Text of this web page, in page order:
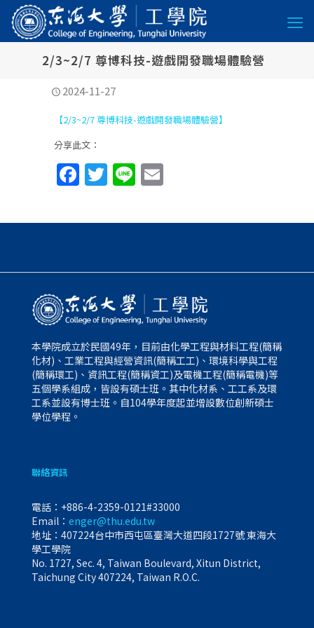
2/3~2/7 尊博科技-遊戲開發職場體驗營
2024-11-27
【2/3~2/7 尊博科技-遊戲開發職場體驗營】
分享此文：
Facebook
Twitter
LineEmail
本學院成立於民國49年，目前由化學工程與材料工程(簡稱
化材)、工業工程與經營資訊(簡稱工工)、環境科學與工程
(簡稱環工)、資訊工程(簡稱資工)及電機工程(簡稱電機)等
五個學系組成，皆設有碩士班。其中化材系、工工系及環
工系並設有博士班。自104學年度起並增設數位創新碩士
學位學程。
聯絡資訊
電話： +886-4-2359-0121#33000
Email： enger@thu.edu.tw
地址：407224台中市西屯區臺灣大道四段1727號 東海大
學工學院
No. 1727, Sec. 4, Taiwan Boulevard, Xitun District,
Taichung City 407224, Taiwan R.O.C.